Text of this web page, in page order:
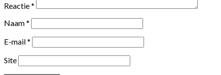
Reactie*
Naam*
E-mail*
Site